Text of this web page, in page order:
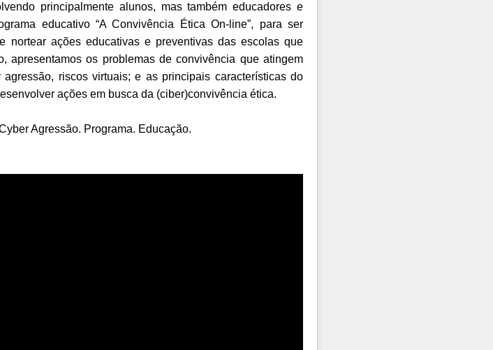
principalmente alunos, mas também educadores e
educativo “A Convivência Ética On-line”, para ser
nortear ações educativas e preventivas das escolas que
apresentamos os problemas de convivência que atingem
riscos virtuais; e as principais características do
ações em busca da (ciber)convivência ética.
Agressão. Programa. Educação.